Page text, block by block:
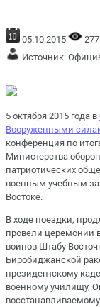
05.10.2015
Источник:
5 октября 2015 года в
Вооруженными
конференция по
Министерства
патриотических
военным учебным
Востоке.
В ходе поездки,
провели церемонии
воинов Штабу
Биробиджанской
президентскому
военному училищу,